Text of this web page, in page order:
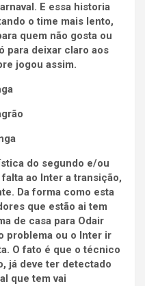
E essa historia
o time mais lento,
quem não gosta ou
para deixar claro aos
jogou assim.
do segundo e/ou
ao Inter a transição,
Da forma como esta
que estão ai tem
de casa para Odair
problema ou o Inter ir
O fato é que o técnico
já deve ter detectado
que tem vai